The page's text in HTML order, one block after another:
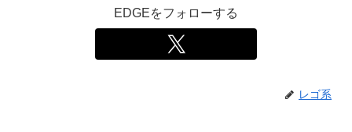
EDGEをフォローする
レゴ系